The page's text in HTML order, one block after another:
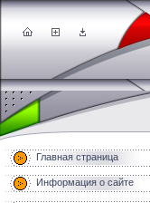
Главная страница
Информация о сайте